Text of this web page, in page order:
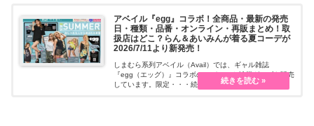
アベイル『egg』コラボ！全商品・最新の発売
日・種類・品番・オンライン・再販まとめ！取
扱店はどこ？らん＆あいみんが着る夏コーデが
2026/7/11より新発売！
しまむら系列アベイル（Avail）では、ギャル雑誌
『egg（エッグ）』コラボのアパレルや雑貨グッズを販売
しています。限定・・・続きを読む